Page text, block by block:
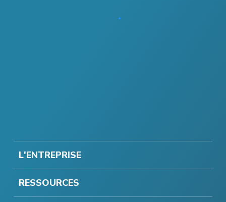
L'ENTREPRISE
RESSOURCES